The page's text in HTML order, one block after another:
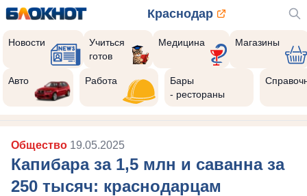
Краснодар
Новости
Учиться
готов
Медицина Магазины
Авто Работа
Бары
- рестораны
Общество 19.05.2025
Капибара за 1,5 млн и саванна за
250 тысяч: краснодарцам